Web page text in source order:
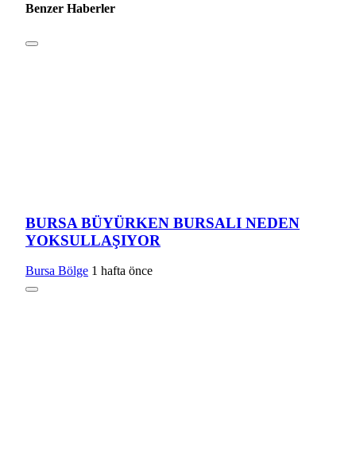
Benzer Haberler
BURSA BÜYÜRKEN BURSALI NEDEN
YOKSULLAŞIYOR
Bursa Bölge 1 hafta önce